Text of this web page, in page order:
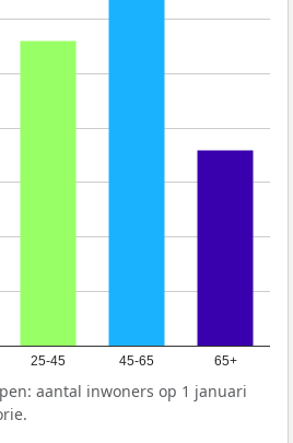
25-45 45-65 65+
aantal inwoners op 1 januari